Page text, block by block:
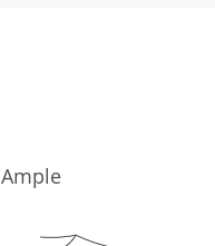
Ample